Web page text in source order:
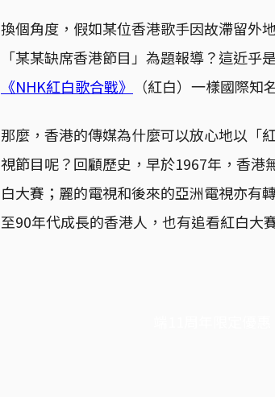
換個角度，假如某位香港歌手因故滯留外
「某某缺席香港節目」為題報導？這近
《NHK紅白歌合戰》
（紅白）一樣國際知
那麼，香港的傳媒為什麼可以放心地以「
視節目呢？回顧歷史，早於1967年，香港
白大賽；麗的電視和後來的亞洲電視亦有
至90年代成長的香港人，也有追看紅白大